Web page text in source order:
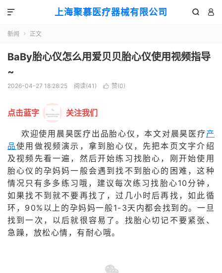
上海聚慕医疗器械有限公司  

新闻  正文
BaBy胎心仪怎么用爱贝贝胎心仪使用视频指导
~
2026-04-27 18:28:25 阅读(41 )  赞(0)
点击蓝字 关注我们
欢迎使用晨昊医疗出品胎心仪，本文对晨昊医疗产
品使用做视频演示，拿到胎心仪，先把本页文字介绍
及视频先看一遍，然后开始练习找胎心，刚开始使用
胎心仪的孕妈妈一般会遇到找不到胎心的困难，这种
情况只有多多练习哦，建议每次练习找胎心10分钟，
如果找不到就不要再找了，过几小时后再找，如此循
环，90%以上的孕妈妈一般1-3天内都会找到的。一旦
找到一次，以后就很容易了。找胎心切记不要紧张、
急躁，放松心情，有耐心哦。